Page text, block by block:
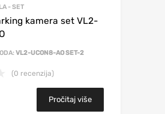
- SET
kamera set VL2-
VL2-UCON8-AO SET-2
(0 recenzija)
Pročitaj više